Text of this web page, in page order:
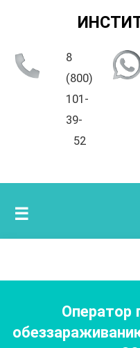
8
(800)
101-
39-
52
☰
Оператор